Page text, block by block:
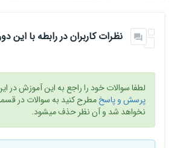
نظرات کاربران در رابطه با این
لطفا سوالات خود را راجع به این آموزش در
پرسش و پاسخمطرح کنید به سوالات در
نخواهد شد و آن نظر حذف میشود.